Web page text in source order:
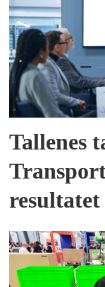
Tallenes